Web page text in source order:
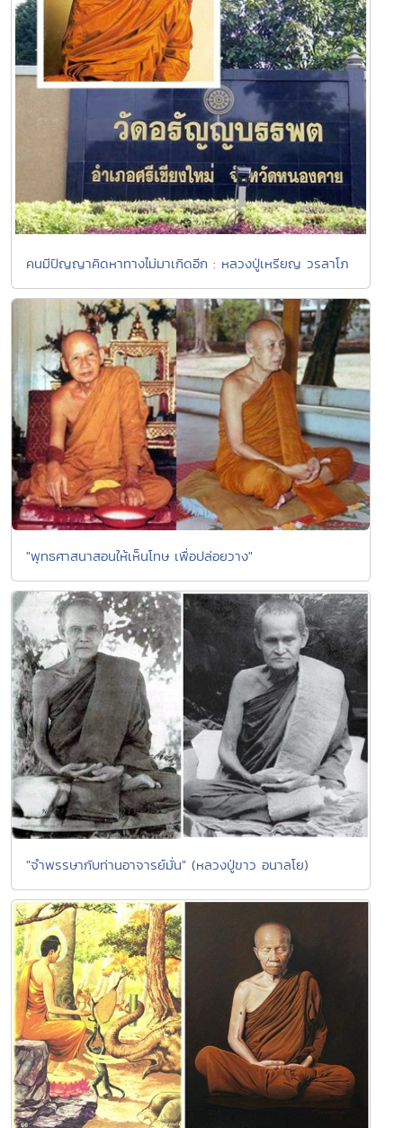
คนมีปัญญาคิดหาทางไม่มาเกิดอีก : หลวงปู่เหรียญ วรลาโภ
"พุทธศาสนาสอนให้เห็นโทษ เพื่อปล่อยวาง"
"จำพรรษากับท่านอาจารย์มั่น" (หลวงปู่ขาว อนาลโย)